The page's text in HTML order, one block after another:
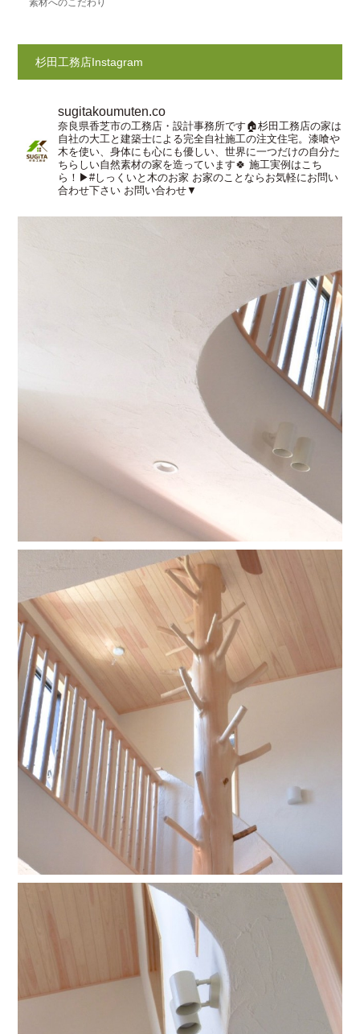
素材へのこだわり
杉田工務店Instagram
sugitakoumuten.co
奈良県香芝市の工務店・設計事務所です🏠杉田工務店の家は
自社の大工と建築士による完全自社施工の注文住宅。漆喰や
木を使い、身体にも心にも優しい、世界に一つだけの自分た
ちらしい自然素材の家を造っています🍀 施工実例はこち
ら！▶︎#しっくいと木のお家 お家のことならお気軽にお問い
合わせ下さい お問い合わせ▼